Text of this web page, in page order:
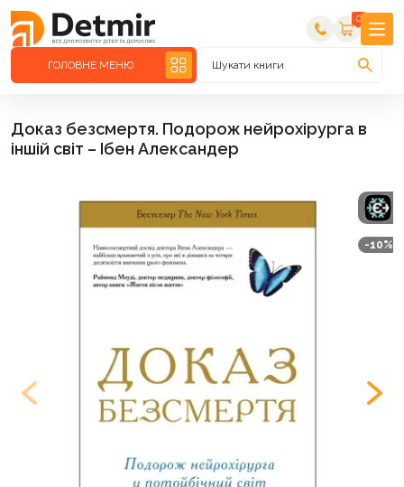
0
ГОЛОВНЕ МЕНЮ Шукати книги
Доказ безсмертя. Подорож нейрохірурга в
іншій світ – Ібен Александер
-10%